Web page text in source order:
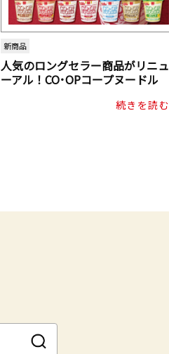
新商品
人気のロングセラー商品がリニュ
ーアル！CO･OPコープヌードル
続きを読む